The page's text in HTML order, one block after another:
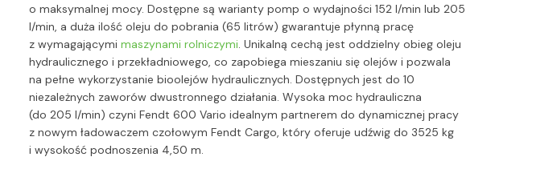
o maksymalnej mocy. Dostępne są warianty pomp o wydajności 152 l/min lub 205
l/min, a duża ilość oleju do pobrania (65 litrów) gwarantuje płynną pracę
z wymagającymi maszynami rolniczymi. Unikalną cechą jest oddzielny obieg oleju
hydraulicznego i przekładniowego, co zapobiega mieszaniu się olejów i pozwala
na pełne wykorzystanie bioolejów hydraulicznych. Dostępnych jest do 10
niezależnych zaworów dwustronnego działania. Wysoka moc hydrauliczna
(do 205 l/min) czyni Fendt 600 Vario idealnym partnerem do dynamicznej pracy
z nowym ładowaczem czołowym Fendt Cargo, który oferuje udźwig do 3525 kg
i wysokość podnoszenia 4,50 m.